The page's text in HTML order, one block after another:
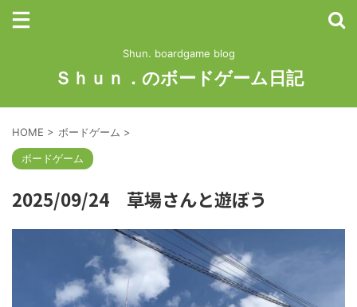
Shun. boardgame blog
Ｓｈｕｎ．のボードゲーム日記
HOME > ボードゲーム >
ボードゲーム
2025/09/24 草場さんと遊ぼう